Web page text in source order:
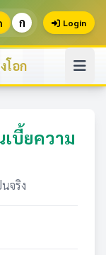
ก Login
โอก
บี้ยความ
จริง